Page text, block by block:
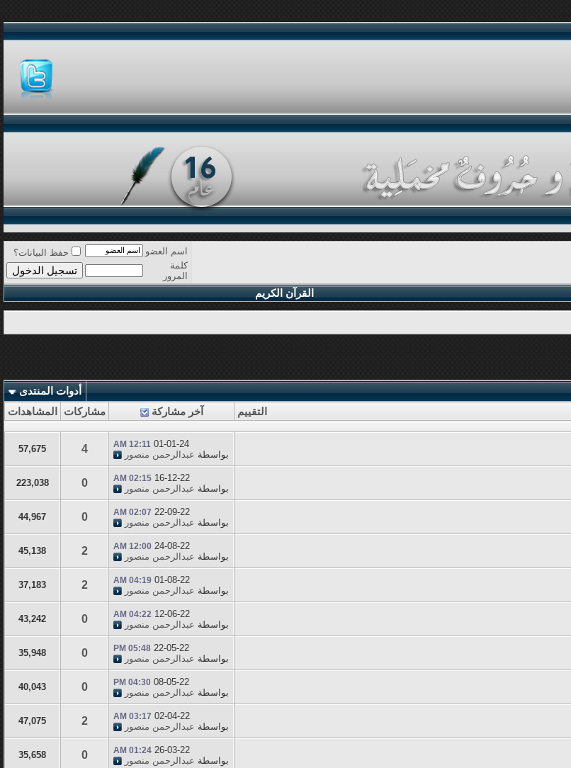
اسم العضو
حفظ البيانات؟
كلمة
المرور
القرآن الكريم
أدوات المنتدى
التقييم
آخر مشاركة مشاركات المشاهدات
01-01-24
12:11 AM
بواسطة عبدالرحمن منصور 4
57,675
16-12-22
02:15 AM
بواسطة عبدالرحمن منصور 0
223,038
22-09-22
02:07 AM
بواسطة عبدالرحمن منصور 0
44,967
24-08-22
12:00 AM
بواسطة عبدالرحمن منصور 2
45,138
01-08-22
04:19 AM
بواسطة عبدالرحمن منصور 2
37,183
12-06-22
04:22 AM
بواسطة عبدالرحمن منصور 0
43,242
22-05-22
05:48 PM
بواسطة عبدالرحمن منصور 0
35,948
08-05-22
04:30 PM
بواسطة عبدالرحمن منصور 0
40,043
02-04-22
03:17 AM
بواسطة عبدالرحمن منصور 2
47,075
26-03-22
01:24 AM
بواسطة عبدالرحمن منصور 0
35,658